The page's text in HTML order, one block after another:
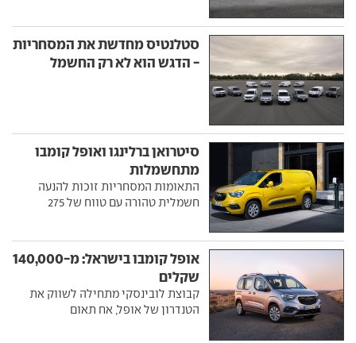
סטלנטיס מחדשת את המסחריות
- הדגש הוא לא רק החשמל
סיטרואן ברלינגו ואופל קומבו
מתחשמלות
התאומות המסחריות זוכות להנעה
חשמלית טהורה עם טווח של 275
אופל קומבו בישראל: מ-140,000
שקלים
קבוצת לובינסקי מתחילה לשווק את
הטנדרון של אופל, אח תאום